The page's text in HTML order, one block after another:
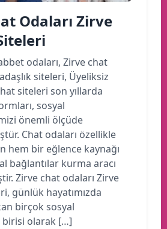
Odaları Zirve
odaları, Zirve chat
siteleri, Üyeliksiz
siteleri son yıllarda
sosyal
önemli ölçüde
Chat odaları özellikle
hem bir eğlence kaynağı
bağlantılar kurma aracı
Zirve chat odaları Zirve
günlük hayatımızda
birçok sosyal
olarak […]